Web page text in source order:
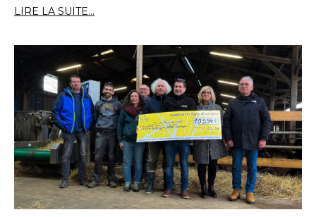
LIRE LA SUITE...